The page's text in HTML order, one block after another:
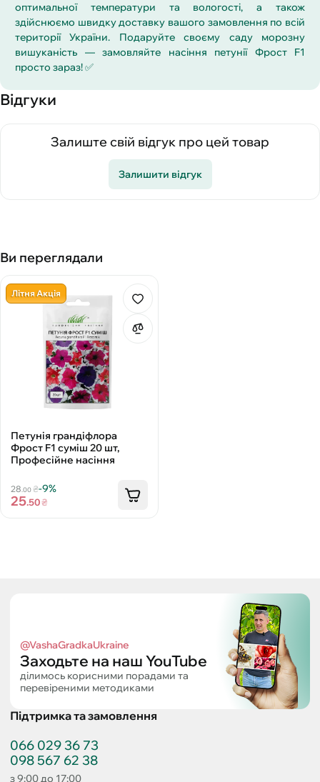
оптимальної температури та вологості, а також
здійснюємо швидку доставку вашого замовлення по всій
території України. Подаруйте своєму саду морозну
вишуканість — замовляйте насіння петунії Фрост F1
просто зараз! ✅
Відгуки
Залиште свій відгук про цей товар
Залишити відгук
Ви переглядали
Літня Акція
Петунія грандіфлора
Фрост F1 суміш 20 шт,
Професійне насіння
28 .00₴-9%
25.50₴
@VashaGradkaUkraine
Заходьте на наш YouTube
ділимось корисними порадами та
перевіреними методиками
Підтримка та замовлення
066 029 36 73
098 567 62 38
з 9:00 до 17:00